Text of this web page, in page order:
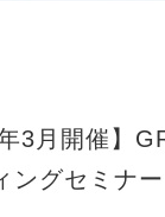
3月開催】
ングセミナー